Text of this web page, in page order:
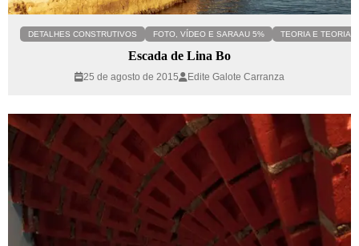
DETALHES CONSTRUTIVOS FOTO, VÍDEO E SARAAU 5% TEORIA E TEORIA
Escada de Lina Bo
25 de agosto de 2015 Edite Galote Carranza